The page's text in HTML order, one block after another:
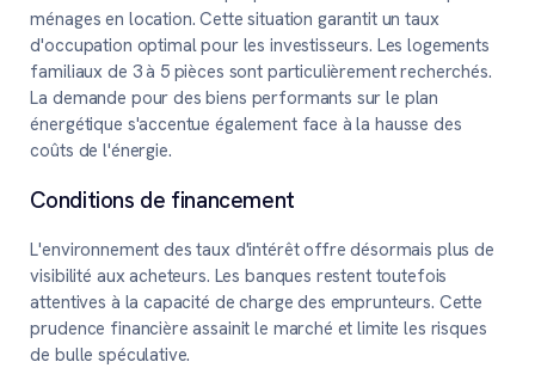
ménages en location. Cette situation garantit un taux
d'occupation optimal pour les investisseurs. Les logements
familiaux de 3 à 5 pièces sont particulièrement recherchés.
La demande pour des biens performants sur le plan
énergétique s'accentue également face à la hausse des
coûts de l'énergie.
Conditions de financement
L'environnement des taux d'intérêt offre désormais plus de
visibilité aux acheteurs. Les banques restent toutefois
attentives à la capacité de charge des emprunteurs. Cette
prudence financière assainit le marché et limite les risques
de bulle spéculative.